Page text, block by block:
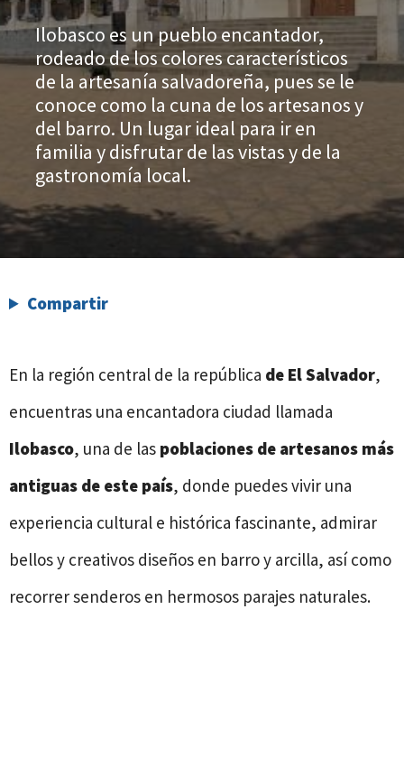
Ilobasco es un pueblo encantador,
rodeado de los colores característicos
de la artesanía salvadoreña, pues se le
conoce como la cuna de los artesanos y
del barro. Un lugar ideal para ir en
familia y disfrutar de las vistas y de la
gastronomía local.
Compartir
En la región central de la república de El Salvador,
encuentras una encantadora ciudad llamada
Ilobasco, una de las poblaciones de artesanos más
antiguas de este país, donde puedes vivir una
experiencia cultural e histórica fascinante, admirar
bellos y creativos diseños en barro y arcilla, así como
recorrer senderos en hermosos parajes naturales.